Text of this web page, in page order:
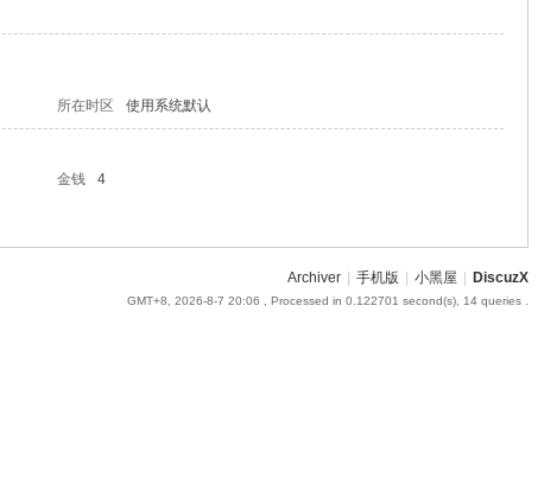
所在时区 使用系统默认
金钱
4
Archiver 手机版 小黑屋 DiscuzX
GMT+8, 2026-8-7 20:06 , Processed in 0.122701 second(s), 14 queries .